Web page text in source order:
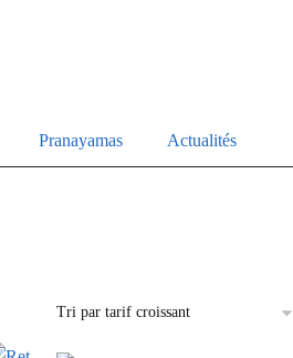
Pranayamas Actualités